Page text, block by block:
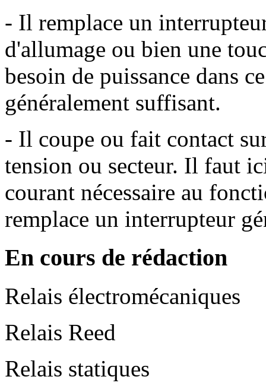
- Il remplace un
d'allumage ou bien une
besoin de puissance dans
généralement suffisant.
- Il coupe ou fait contact
tension ou secteur. Il faut
courant nécessaire au
remplace un interrupteur
En cours de rédaction
Relais électromécaniques
Relais Reed
Relais statiques